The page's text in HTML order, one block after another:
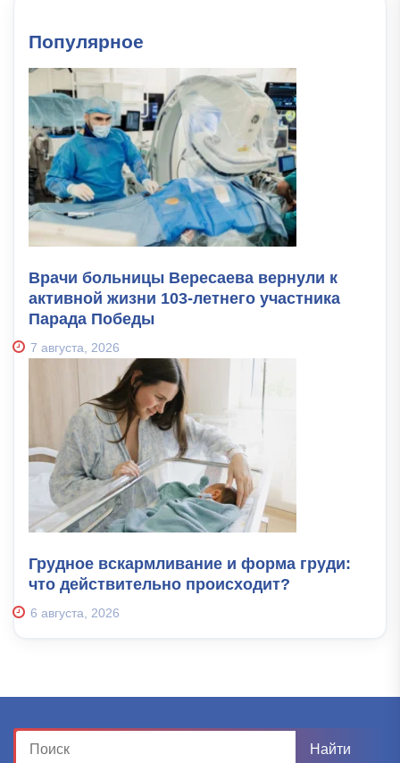
Популярное
Врачи больницы Вересаева вернули к
активной жизни 103-летнего участника
Парада Победы
7 августа, 2026
Грудное вскармливание и форма груди:
что действительно происходит?
6 августа, 2026